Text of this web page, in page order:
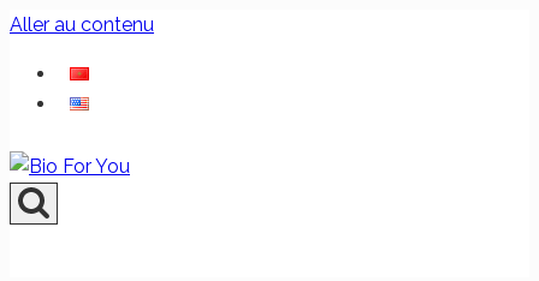
Aller au contenu